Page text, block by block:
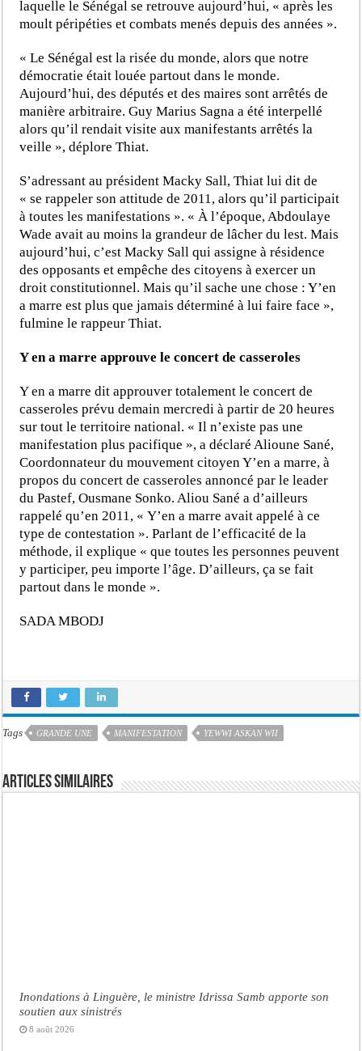
laquelle le Sénégal se retrouve aujourd’hui, « après les
moult péripéties et combats menés depuis des années ».
« Le Sénégal est la risée du monde, alors que notre
démocratie était louée partout dans le monde.
Aujourd’hui, des députés et des maires sont arrêtés de
manière arbitraire. Guy Marius Sagna a été interpellé
alors qu’il rendait visite aux manifestants arrêtés la
veille », déplore Thiat.
S’adressant au président Macky Sall, Thiat lui dit de
« se rappeler son attitude de 2011, alors qu’il participait
à toutes les manifestations ». « À l’époque, Abdoulaye
Wade avait au moins la grandeur de lâcher du lest. Mais
aujourd’hui, c’est Macky Sall qui assigne à résidence
des opposants et empêche des citoyens à exercer un
droit constitutionnel. Mais qu’il sache une chose : Y’en
a marre est plus que jamais déterminé à lui faire face »,
fulmine le rappeur Thiat.
Y en a marre approuve le concert de casseroles
Y en a marre dit approuver totalement le concert de
casseroles prévu demain mercredi à partir de 20 heures
sur tout le territoire national. « Il n’existe pas une
manifestation plus pacifique », a déclaré Alioune Sané,
Coordonnateur du mouvement citoyen Y’en a marre, à
propos du concert de casseroles annoncé par le leader
du Pastef, Ousmane Sonko. Aliou Sané a d’ailleurs
rappelé qu’en 2011, « Y’en a marre avait appelé à ce
type de contestation ». Parlant de l’efficacité de la
méthode, il explique « que toutes les personnes peuvent
y participer, peu importe l’âge. D’ailleurs, ça se fait
partout dans le monde ».
SADA MBODJ
Tags GRANDE UNE MANIFESTATION YEWWI ASKAN WII
Articles similaires
Inondations à Linguère, le ministre Idrissa Samb apporte son
soutien aux sinistrés
8 août 2026